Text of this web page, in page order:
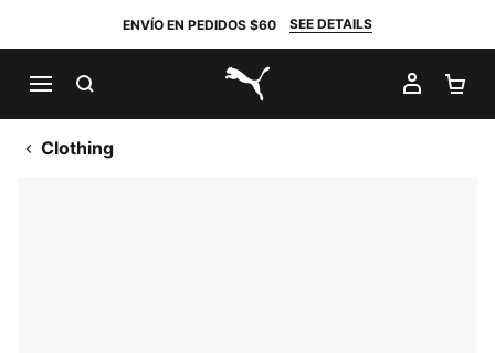
ENVÍO EN PEDIDOS $60 SEE DETAILS
PUMA.com
MI
Clothing